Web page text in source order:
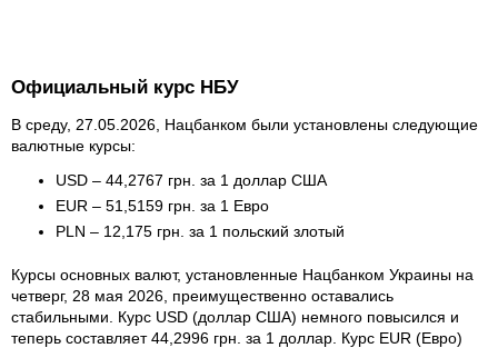
Официальный курс НБУ
В среду, 27.05.2026, Нацбанком были установлены следующие
валютные курсы:
USD – 44,2767 грн. за 1 доллар США
EUR – 51,5159 грн. за 1 Евро
PLN – 12,175 грн. за 1 польский злотый
Курсы основных валют, установленные Нацбанком Украины на
четверг, 28 мая 2026, преимущественно оставались
стабильными. Курс USD (доллар США) немного повысился и
теперь составляет 44,2996 грн. за 1 доллар. Курс EUR (Евро)